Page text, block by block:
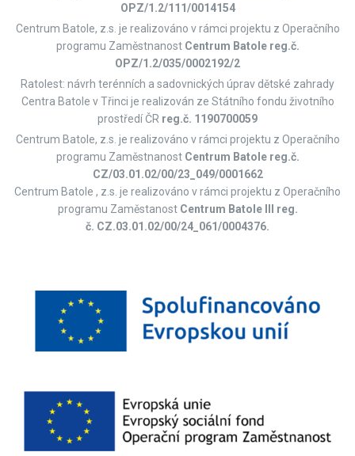
OPZ/1.2/111/0014154
Centrum Batole, z.s. je realizováno v rámci projektu z Operačního
programu Zaměstnanost Centrum Batole reg.č.
OPZ/1.2/035/0002192/2
Ratolest: návrh terénních a sadovnických úprav dětské zahrady
Centra Batole v Třinci je realizován ze Státního fondu životního
prostředí ČR reg.č. 1190700059
Centrum Batole, z.s. je realizováno v rámci projektu z Operačního
programu Zaměstnanost Centrum Batole reg.č.
CZ/03.01.02/00/23_049/0001662
Centrum Batole , z.s. je realizováno v rámci projektu z Operačního
programu Zaměstanost Centrum Batole III reg.
č. CZ.03.01.02/00/24_061/0004376.